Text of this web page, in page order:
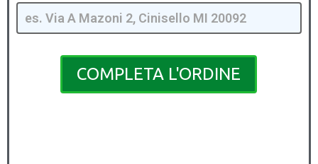
COMPLETA L'ORDINE